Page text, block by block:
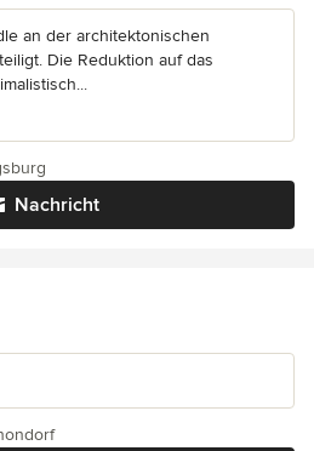
an der architektonischen
Die Reduktion auf das
Nachricht